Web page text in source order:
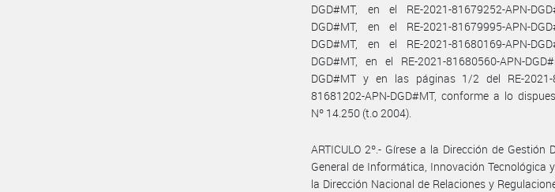
DGD#MT, en el RE-2021-81679252-APN-
DGD#MT, en el RE-2021-81679995-APN-
DGD#MT, en el RE-2021-81680169-APN-
DGD#MT, en el RE-2021-81680560-APN-
DGD#MT y en las páginas 1/2 del RE-2021-
81681202-APN-DGD#MT, conforme a lo
Nº 14.250 (t.o 2004).
ARTICULO 2º.- Gírese a la Dirección de
General de Informática, Innovación Tecnológica
la Dirección Nacional de Relaciones y